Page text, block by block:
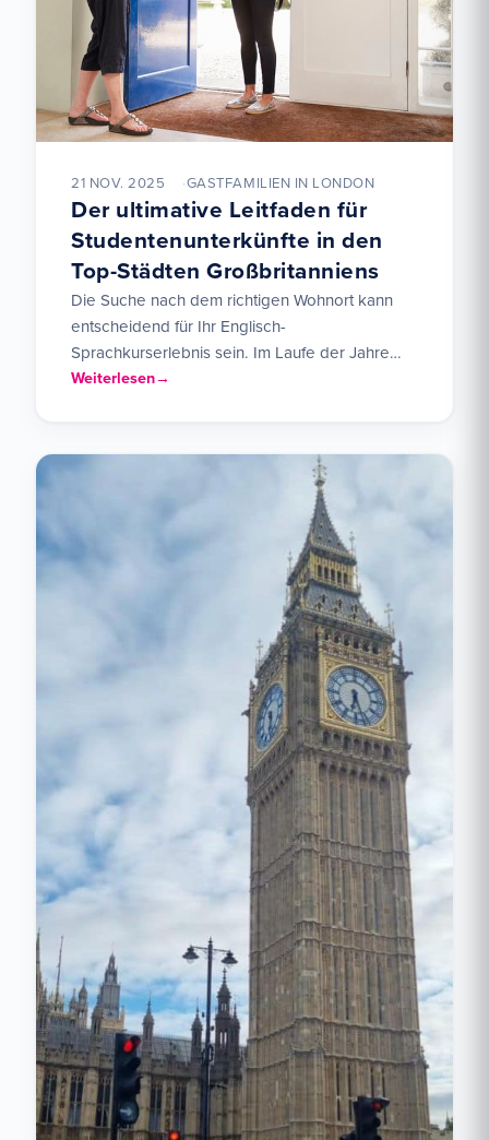
21 NOV. 2025 GASTFAMILIEN IN LONDON
Der ultimative Leitfaden für
Studentenunterkünfte in den
Top-Städten Großbritanniens
Die Suche nach dem richtigen Wohnort kann
entscheidend für Ihr Englisch-
Sprachkurserlebnis sein. Im Laufe der Jahre
haben wir Tausenden von Sprachschülern aus
Weiterlesen